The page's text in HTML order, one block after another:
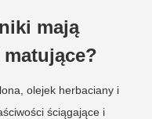
mają
matujące?
olejek herbaciany i
ściągające i